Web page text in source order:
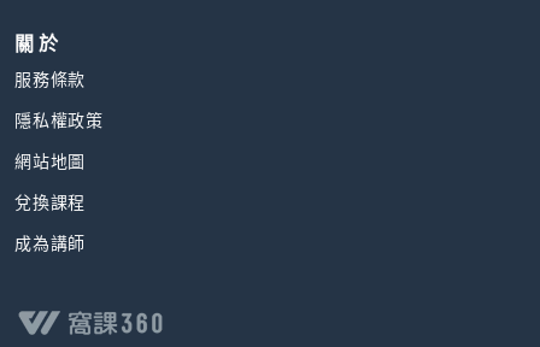
關 於
服務條款
隱私權政策
網站地圖
兌換課程
成為講師